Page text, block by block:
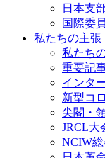
日本支
国際委
私たちの主張
私たち
重要記
インタ
新型コ
尖閣・
JRCL大
NCIW